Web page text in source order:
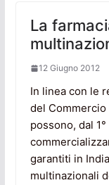
La
12 Giugno 2012
In linea con le
del
possono, dal
garantiti in
multinazionali